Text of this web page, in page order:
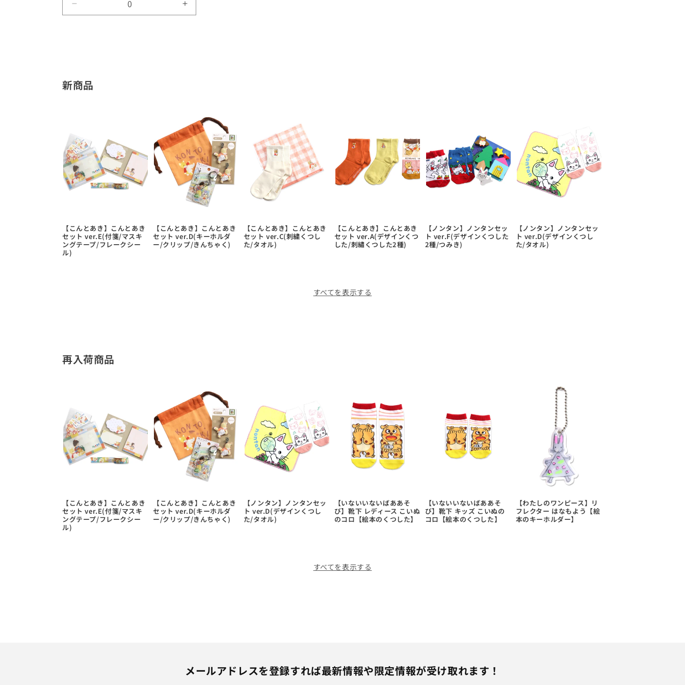
Title
減
ら
Default
Title
新商品
【こんとあき】こんとあき
セット ver.E(付箋/マスキ
ングテープ/フレークシー
ル)
【こんとあき】こんとあき
セット ver.D(キーホルダ
ー/クリップ/きんちゃく)
【こんとあき】こんとあき
セット ver.C(刺繍くつし
た/タオル)
【こんとあき】こんとあき
セット ver.A(デザインくつ
した/刺繡くつした2種)
【ノンタン】ノンタンセッ
ト ver.F(デザインくつした
2種/つみき)
【ノンタン】ノンタンセッ
ト ver.D(デザインくつし
た/タオル)
すべてを表示する
再入荷商品
【こんとあき】こんとあき
セット ver.E(付箋/マスキ
ングテープ/フレークシー
ル)
【こんとあき】こんとあき
セット ver.D(キーホルダ
ー/クリップ/きんちゃく)
【ノンタン】ノンタンセッ
ト ver.D(デザインくつし
た/タオル)
【いないいないばああそ
び】靴下 レディース こいぬ
のコロ【絵本のくつした】
【いないいないばああそ
び】靴下 キッズ こいぬの
コロ【絵本のくつした】
【わたしのワンピース】リ
フレクター はなもよう【絵
本のキーホルダー】
すべてを表示する
メールアドレスを登録すれば最新情報や限定情報が受け取れます！